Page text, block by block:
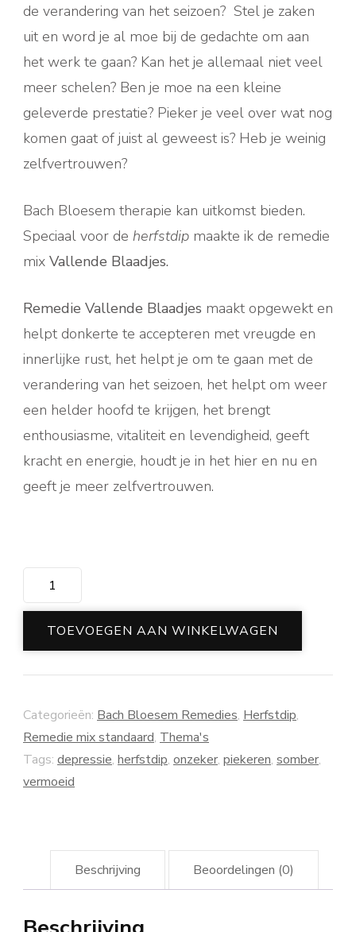
de verandering van het seizoen? Stel je zaken
uit en word je al moe bij de gedachte om aan
het werk te gaan? Kan het je allemaal niet veel
meer schelen? Ben je moe na een kleine
geleverde prestatie? Pieker je veel over wat nog
komen gaat of juist al geweest is? Heb je weinig
zelfvertrouwen?
Bach Bloesem therapie kan uitkomst bieden.
Speciaal voor de herfstdip maakte ik de remedie
mix Vallende Blaadjes.
Remedie Vallende Blaadjes maakt opgewekt en
helpt donkerte te accepteren met vreugde en
innerlijke rust, het helpt je om te gaan met de
verandering van het seizoen, het helpt om weer
een helder hoofd te krijgen, het brengt
enthousiasme, vitaliteit en levendigheid, geeft
kracht en energie, houdt je in het hier en nu en
geeft je meer zelfvertrouwen.
Vallende
blaadjes
aantalTOEVOEGEN AAN WINKELWAGEN
Categorieën: Bach Bloesem Remedies, Herfstdip,
Remedie mix standaard, Thema's
Tags: depressie, herfstdip, onzeker, piekeren, somber,
vermoeid
Beschrijving Beoordelingen (0)